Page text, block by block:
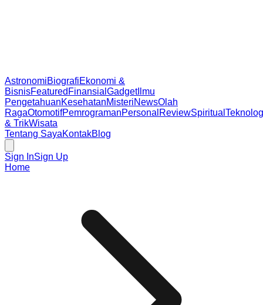
AstronomiBiografiEkonomi &
BisnisFeatured Finansial GadgetIlmu
PengetahuanKesehatanMisteriNewsOlah
RagaOtomotifPemrogramanPersonal ReviewSpiritual
& TrikWisata
Tentang SayaKontakBlog
Sign InSign Up
Home